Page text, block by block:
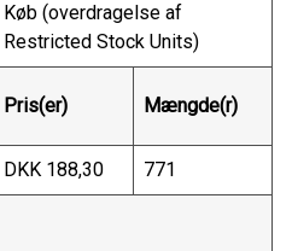
Køb (overdragelse af
Restricted Stock Units)
Pris(er) Mængde(r)
DKK 188,30 771